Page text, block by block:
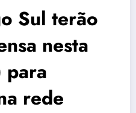
Sul terão
nesta
para
rede